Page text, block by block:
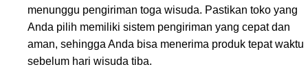
menunggu pengiriman toga wisuda. Pastikan toko yang
Anda pilih memiliki sistem pengiriman yang cepat dan
aman, sehingga Anda bisa menerima produk tepat waktu
sebelum hari wisuda tiba.